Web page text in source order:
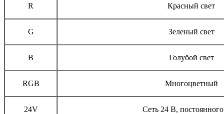
R Красный свет
G Зеленый свет
B Голубой свет
RGB Многоцветный
24V Сеть 24 В, постоянного